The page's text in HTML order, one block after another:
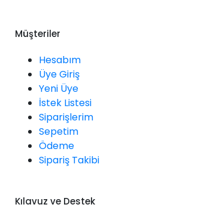
Müşteriler
Hesabım
Üye Giriş
Yeni Üye
İstek Listesi
Siparişlerim
Sepetim
Ödeme
Sipariş Takibi
Kılavuz ve Destek